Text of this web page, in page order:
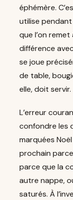
éphémère.
utilise pendant
que l’on remet
différence
se joue
de table,
elle, doit servir.
L’erreur
confondre les
marquées
prochain
parce que la
autre nappe,
saturés. À